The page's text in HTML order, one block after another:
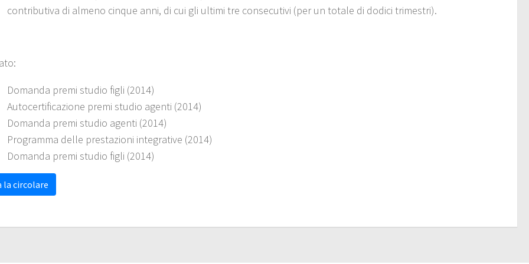
contributiva di almeno cinque anni, di cui gli ultimi tre consecutivi (per un totale di dodici trimestri).
Domanda premi studio figli (2014)
Autocertificazione premi studio agenti (2014)
Domanda premi studio agenti (2014)
Programma delle prestazioni integrative (2014)
Domanda premi studio figli (2014)
la circolare